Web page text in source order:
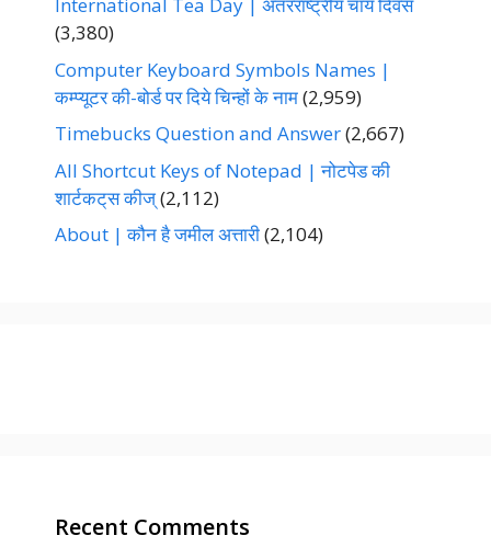
(3,380)
Computer Keyboard Symbols Names |
कम्प्यूटर की-बोर्ड पर दिये चिन्हों के नाम(2,959)
Timebucks Question and Answer(2,667)
All Shortcut Keys of Notepad | नोटपेड की
शार्टकट्‌स कीज्‌(2,112)
About | कौन है जमील अत्तारी(2,104)
Recent Comments